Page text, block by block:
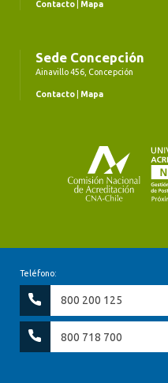
Contacto Mapa
Sede Concepción
Ainavillo 456, Concepción
Contacto Mapa
Teléfono:
800 200 125
800 718 700